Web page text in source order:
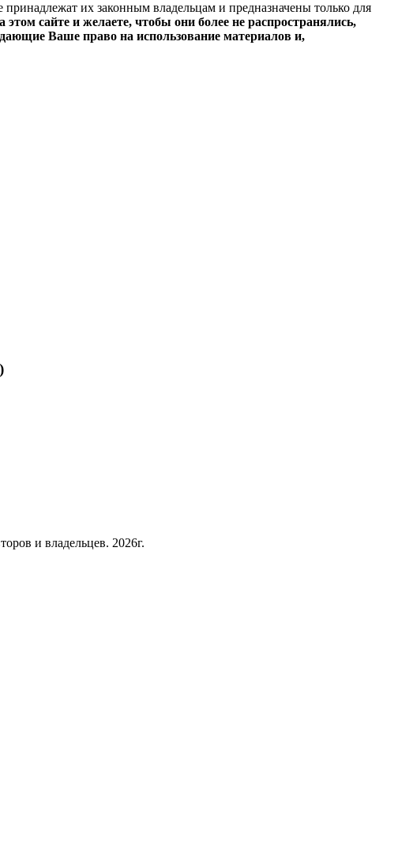
их законным владельцам и предназначены только для
сайте и желаете, чтобы они более не распространялись,
Ваше право на использование материалов и,
)
и владельцев. 2026г.